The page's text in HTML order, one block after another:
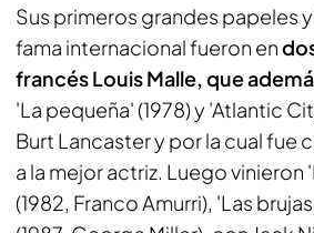
Sus primeros grandes papeles
fama internacional fueron en
francés Louis Malle, que
'La pequeña' (1978) y 'Atlantic
Burt Lancaster y por la cual fue
a la mejor actriz. Luego
(1982, Franco Amurri), 'Las